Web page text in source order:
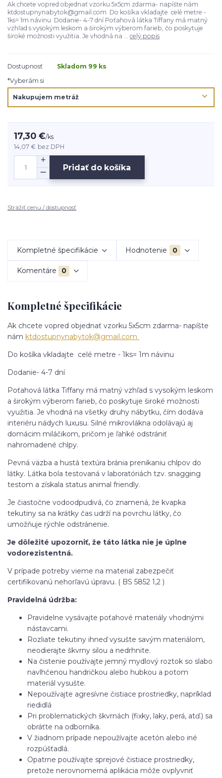
Ak chcete vopred objednať vzorku 5x5cm zdarma- napíšte nám
ktdostupnynabytok@gmail.com Do košíka vkladajte celé metre -
1ks= 1m návinu Dodanie- 4-7 dní Poťahová látka Tiffany má matný
vzhľad s vysokým leskom a širokým výberom farieb, čo poskytuje
široké možnosti využitia. Je vhodná na ... celý popis
Dostupnosť
Skladom 99 ks
*Vyberám si
17,30 €/ks
14,07 € bez DPH
Pridať do košíka
Strážiť cenu / dostupnosť
Kompletné špecifikácie Hodnotenie 0
Komentáre 0
Kompletné špecifikácie
Ak chcete vopred objednať vzorku 5x5cm zdarma- napíšte
nám ktdostupnynabytok@gmail.com
Do košíka vkladajte celé metre - 1ks= 1m návinu
Dodanie- 4-7 dní
Poťahová látka Tiffany má matný vzhľad s vysokým leskom
a širokým výberom farieb, čo poskytuje široké možnosti
využitia. Je vhodná na všetky druhy nábytku, čím dodáva
interiéru nádych luxusu. Silné mikrovlákna odolávajú aj
domácim miláčikom, pričom je ľahké odstrániť
nahromadené chlpy.
Pevná väzba a hustá textúra bránia prenikaniu chlpov do
látky. Látka bola testovaná v laboratóriách tzv. snagging
testom a získala status animal friendly.
Je čiastočne vodoodpudivá, čo znamená, že kvapka
tekutiny sa na krátky čas udrží na povrchu látky, čo
umožňuje rýchle odstránenie.
Je dôležité upozorniť, že táto látka nie je úplne
vodorezistentná.
V prípade potreby vieme na material zabezpečiť
certifikovanú nehorľavú úpravu. ( BS 5852 1,2 )
Pravidelná údržba:
Pravidelne vysávajte poťahové materiály vhodnými
nástavcami.
Rozliate tekutiny ihneď vysušte savým materiálom,
neodierajte škvrny silou a nedrhnite.
Na čistenie používajte jemný mydlový roztok so slabo
navlhčenou handričkou alebo hubkou a potom
materiál vysušte.
Nepoužívajte agresívne čistiace prostriedky, napríklad
riedidlá
Pri problematických škvrnách (fixky, laky, perá, atď.) sa
obráťte na odborníka.
V žiadnom prípade nepoužívajte acetón alebo iné
rozpúšťadlá.
Opatrne používajte sprejové čistiace prostriedky,
pretože nerovnomerná aplikácia môže ovplyvniť